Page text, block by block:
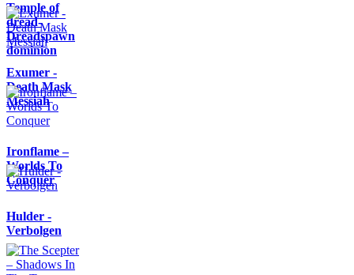
Temple of
dread-
Dreadspawn
dominion
Exumer -
Death Mask
Messiah
Ironflame –
Worlds To
Conquer
Hulder -
Verbolgen